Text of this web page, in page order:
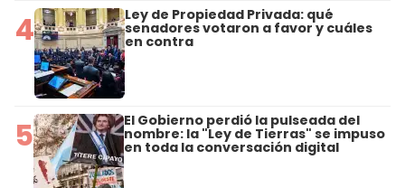
4 Ley de Propiedad Privada: qué
senadores votaron a favor y cuáles
en contra
5 El Gobierno perdió la pulseada del
nombre: la "Ley de Tierras" se impuso
en toda la conversación digital